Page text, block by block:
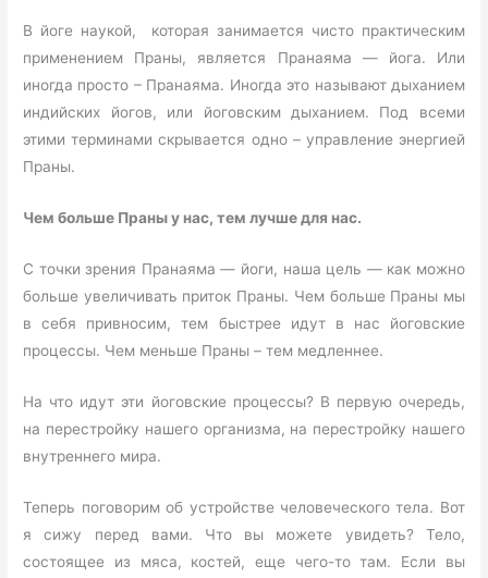
В йоге наукой, которая занимается чисто практическим
применением Праны, является Пранаяма — йога. Или
иногда просто – Пранаяма. Иногда это называют дыханием
индийских йогов, или йоговским дыханием. Под всеми
этими терминами скрывается одно – управление энергией
Праны.
Чем больше Праны у нас, тем лучше для нас.
С точки зрения Пранаяма — йоги, наша цель — как можно
больше увеличивать приток Праны. Чем больше Праны мы
в себя привносим, тем быстрее идут в нас йоговские
процессы. Чем меньше Праны – тем медленнее.
На что идут эти йоговские процессы? В первую очередь,
на перестройку нашего организма, на перестройку нашего
внутреннего мира.
Теперь поговорим об устройстве человеческого тела. Вот
я сижу перед вами. Что вы можете увидеть? Тело,
состоящее из мяса, костей, еще чего-то там. Если вы